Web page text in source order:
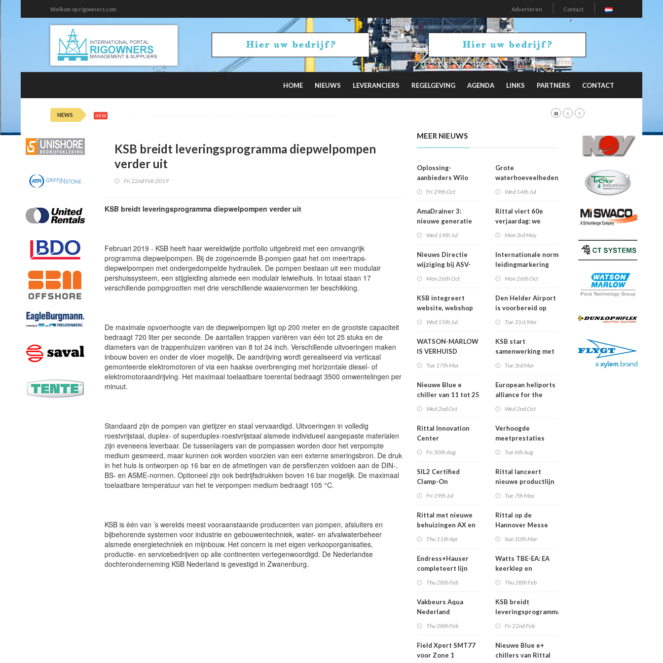
Welkom op rigowners.com Adverteren Contact
HOME NIEUWS LEVERANCIERS REGELGEVING AGENDA LINKS PARTNERS CONTACT
NEWS NEW
KSB breidt leveringsprogramma diepwelpompen
verder uit
Fri 22nd Feb 2019
KSB breidt leveringsprogramma diepwelpompen verder uit
Februari 2019 - KSB heeft haar wereldwijde portfolio uitgebreid met een omvangrijk
programma diepwelpompen. Bij de zogenoemde B-pompen gaat het om meertraps-
diepwelpompen met ondergedompelde hydrauliek. De pompen bestaan uit een modulair
pershuissysteem, een stijgleiding alsmede een modulair leiwielhuis. In totaal staan 17
verschillende pompgrootten met drie verschillende waaiervormen ter beschikking.
De maximale opvoerhoogte van de diepwelpompen ligt op 200 meter en de grootste capaciteit
bedraagt 720 liter per seconde. De aantallen trappen variëren van één tot 25 stuks en de
diameters van de trappenhuizen variëren van 8 tot 24 inch. Verschillende uitvoeringen maken
inbouw boven en onder de vloer mogelijk. De aandrijving wordt gerealiseerd via verticaal
gemonteerde elektromotoren of via een haakse overbrenging met horizontale diesel- of
elektromotoraandrijving. Het maximaal toelaatbare toerental bedraagt 3500 omwentelingen per
minuut.
Standaard zijn de pompen van gietijzer en staal vervaardigd. Uitvoeringen in volledig
roestvrijstaal, duplex- of superduplex-roestvrijstaal alsmede individueel aangepaste materialen
zijn eveneens leverbaar. De tussenlagers van de pompassen worden door het verpompte
medium gesmeerd, maar kunnen ook worden voorzien van een externe smeringsbron. De druk
in het huis is ontworpen op 16 bar en de afmetingen van de persflenzen voldoen aan de DIN-,
BS- en ASME-normen. Optioneel zijn ook bedrijfsdrukken boven 16 bar mogelijk. De maximaal
toelaatbare temperatuur van het te verpompen medium bedraagt 105 °C.
KSB is één van ’s werelds meest vooraanstaande producenten van pompen, afsluiters en
bijbehorende systemen voor industrie en gebouwentechniek, water- en afvalwaterbeheer
alsmede energietechniek en mijnbouw. Het concern is met eigen verkooporganisaties,
productie- en servicebedrijven op alle continenten vertegenwoordigd. De Nederlandse
dochteronderneming KSB Nederland is gevestigd in Zwanenburg.
MEER NIEUWS
Oplossing-
aanbieders Wilo
krachten
Fri 29th Oct
AmaDrainer 3:
nieuwe generatie
Wed 14th Jul
Nieuws Directie
wijziging bij ASV-
Mon 26th Oct
KSB integreert
website, webshop
één omgeving
Wed 15th Jul
WATSON-MARLOW
IS VERHUISD
Tue 17th Mar
Nieuwe Blue e
chiller van 11 tot 25
Wed 2nd Oct
Rittal Innovation
Center
Fri 30th Aug
SIL2 Certified
Clamp-On
Liquids and Gases
Fri 19th Jul
Rittal met nieuwe
behuizingen AX en
Thu 11th Apr
Endress+Hauser
completeert lijn
Thu 28th Feb
Vakbeurs Aqua
Nederland
Thu 28th Feb
Field Xpert SMT77
voor Zone 1
Grote
waterhoeveelheden
verpompt
Wed 14th Jul
Rittal viert 60e
verjaardag: we
Mon 3rd May
Internationale norm
leidingmarkering
gepubliceerd
Mon 26th Oct
Den Helder Airport
is voorbereid op
Tue 31st Mar
KSB start
samenwerking met
van BIM
Tue 3rd Mar
European heliports
alliance for the
Wed 2nd Oct
Verhoogde
meetprestaties
flowmeters
Tue 6th Aug
Rittal lanceert
nieuwe productlijn
Tue 7th May
Rittal op de
Hannover Messe
Sun 10th Mar
Watts TBE-EA: EA
keerklep en
Thu 28th Feb
KSB breidt
leveringsprogramma
Fri 22nd Feb
Nieuwe Blue e+
chillers van Rittal